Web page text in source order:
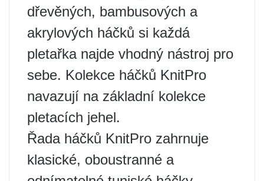
dřevěných, bambusových a
akrylových háčků si každá
pletařka najde vhodný nástroj pro
sebe. Kolekce háčků KnitPro
navazují na základní kolekce
pletacích jehel.
Řada háčků KnitPro zahrnuje
klasické, oboustranné a